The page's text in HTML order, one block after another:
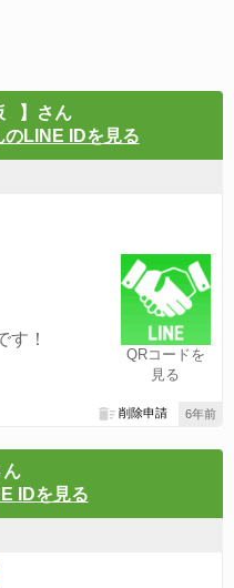
⠀】さん
LINE IDを見る
QRコードを
見る
す！
6年前
削除申請
ん
IDを見る